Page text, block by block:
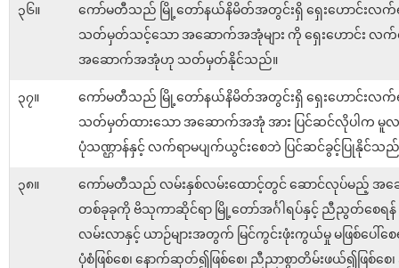
၃၆။
ကော်မတီသည် မြို့တော်နယ်နိမိတ်အတွင်းရှိ ရှေးဟောင်းလက်ရ
သတ်မှတ်သင့်သော အဆောက်အအုံများ ကို ရှေးဟောင်း လက်
အဆောက်အအုံဟု သတ်မှတ်နိုင်သည်။
၃၇။
ကော်မတီသည် မြို့တော်နယ်နိမိတ်အတွင်းရှိ ရှေးဟောင်းလက်ရ
သတ်မှတ်ထားသော အဆောက်အအုံ အား ပြင်ဆင်လိုပါက မူလ
ပုံသဏ္ဌာန်နှင့် လက်ရာမပျက်ယွင်းစေဘဲ ပြင်ဆင်ခွင့်ပြုနိုင်သည်
၃၈။
ကော်မတီသည် လမ်းနှစ်လမ်းထောင့်တွင် ဆောင်လုပ်မည့် အ
တစ်ခုခုကို ဗိသုကာဆိုင်ရာ မြို့တော်အင်္ဂါရပ်နှင့် ညီညွတ်စေရန်
လမ်းလာနှင့် ယာဉ်များအတွက် မြင်ကွင်းဖုံးကွယ်မှု မဖြစ်ပေါ်စေ
ပုံစံဖြစ်စေ၊ နောက်ဆုတ်၍ဖြစ်စေ၊ ညီညာစွာတိမ်းဖယ်၍ဖြစ်စေ၊